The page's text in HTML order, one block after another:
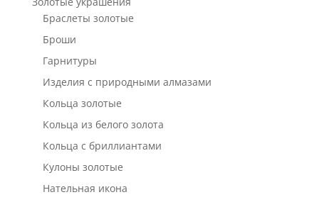
Браслеты золотые
Броши
Гарнитуры
Изделия с природными алмазами
Кольца золотые
Кольца из белого золота
Кольца с бриллиантами
Кулоны золотые
Нательная икона